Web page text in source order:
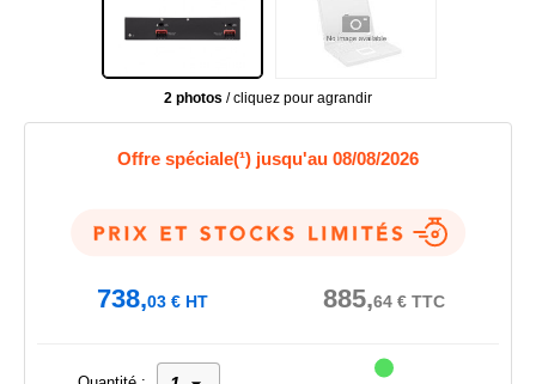
2 photos / cliquez pour agrandir
Offre spéciale(¹) jusqu'au 08/08/2026
738,03€HT 885,64€TTC